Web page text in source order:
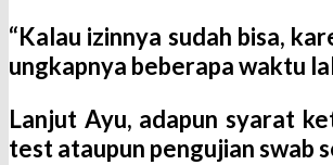
“Kalau izinnya sudah bisa,
ungkapnya beberapa waktu
Lanjut Ayu, adapun syarat
test ataupun pengujian swab